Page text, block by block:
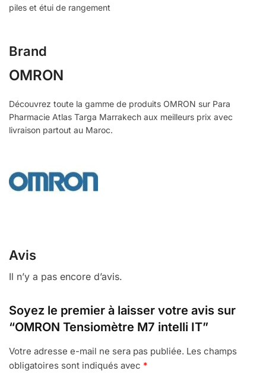
piles et étui de rangement
Brand
OMRON
Découvrez toute la gamme de produits OMRON sur Para
Pharmacie Atlas Targa Marrakech aux meilleurs prix avec
livraison partout au Maroc.
Avis
Il n’y a pas encore d’avis.
Soyez le premier à laisser votre avis sur
“OMRON Tensiomètre M7 intelli IT”
Votre adresse e-mail ne sera pas publiée. Les champs
obligatoires sont indiqués avec *